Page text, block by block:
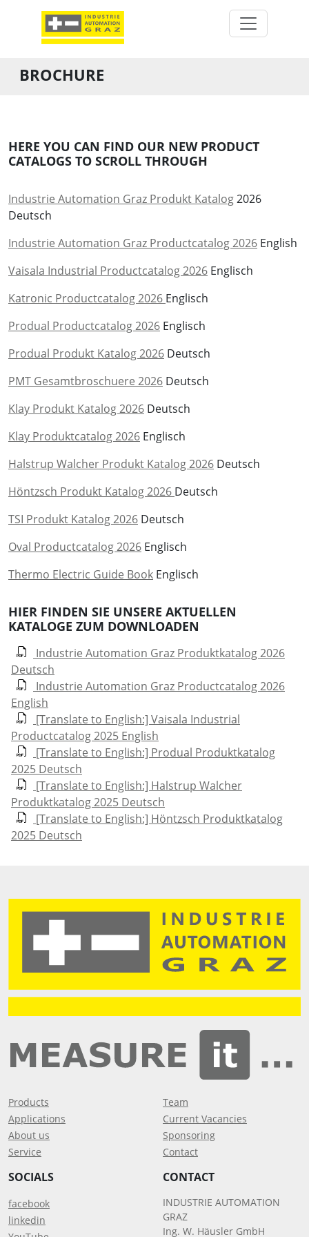
BROCHURE
HERE YOU CAN FIND OUR NEW PRODUCT
CATALOGS TO SCROLL THROUGH
Industrie Automation Graz Produkt Katalog2026
Deutsch
Industrie Automation Graz Productcatalog 2026 English
Vaisala Industrial Productcatalog 2026 Englisch
Katronic Productcatalog 2026 Englisch
Produal Productcatalog 2026 Englisch
Produal Produkt Katalog 2026 Deutsch
PMT Gesamtbroschuere 2026 Deutsch
Klay Produkt Katalog 2026 Deutsch
Klay Produktcatalog 2026 Englisch
Halstrup Walcher Produkt Katalog 2026 Deutsch
Höntzsch Produkt Katalog 2026 Deutsch
TSI Produkt Katalog 2026 Deutsch
Oval Productcatalog 2026 Englisch
Thermo Electric Guide Book Englisch
HIER FINDEN SIE UNSERE AKTUELLEN
KATALOGE ZUM DOWNLOADEN
Industrie Automation Graz Produktkatalog 2026
Deutsch
Industrie Automation Graz Productcatalog 2026
English
[Translate to English:] Vaisala Industrial
Productcatalog 2025 English
[Translate to English:] Produal Produktkatalog
2025 Deutsch
[Translate to English:] Halstrup Walcher
Produktkatalog 2025 Deutsch
[Translate to English:] Höntzsch Produktkatalog
2025 Deutsch
Products
Applications
About us
Service
Team
Current Vacancies
Sponsoring
Contact
SOCIALS
facebook
linkedin
CONTACT
INDUSTRIE AUTOMATION
GRAZ
Ing. W. Häusler GmbH